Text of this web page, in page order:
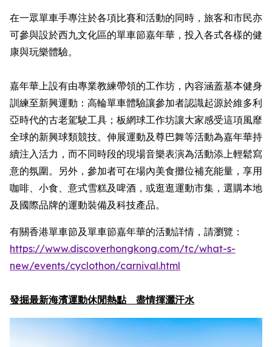
在一眾單車手專注於各項比賽和活動的同時，旅客和市民亦
可參與設於西九文化區的單車節嘉年華，投入各式各樣的健
康與玩樂體驗。
嘉年華上設有由專業教練帶領的工作坊，內容涵蓋基本健身
訓練至新興運動：高輪單車體驗讓參加者認識起源於維多利
亞時代的古老駕駛工具；板網球工作坊讓大家感受這項風靡
全球的新興球類競技。伸展運動及尊巴舞等活動為嘉年華持
續注入活力，而不同時段的現場音樂表演為活動添上輕鬆寫
意的氛圍。另外，參加者可在場內美食攤位補充能量，享用
咖啡、小食、意式雪糕及啤酒，或逛逛運動市集，選購本地
及國際品牌的運動裝備及科技產品。
有關香港單車節及單車節嘉年華的活動詳情，請瀏覽：
https://www.discoverhongkong.com/tc/what-s-
new/events/cyclothon/carnival.html
發掘最新海濱運動休閒熱點 盡情揮灑汗水